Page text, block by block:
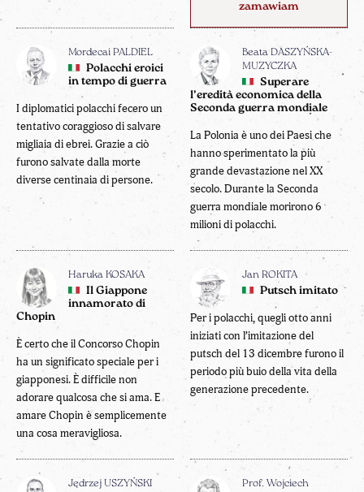
zamawiam
Mordecai PALDIEL
Polacchi eroici
in tempo di guerra
I diplomatici polacchi fecero un
tentativo coraggioso di salvare
migliaia di ebrei. Grazie a ciò
furono salvate dalla morte
diverse centinaia di persone.
Beata DASZYŃSKA-
MUZYCZKA
Superare
l’eredità economica della
Seconda guerra mondiale
La Polonia è uno dei Paesi che
hanno sperimentato la più
grande devastazione nel XX
secolo. Durante la Seconda
guerra mondiale morirono 6
milioni di polacchi.
Haruka KOSAKA
Il Giappone
innamorato di
Chopin
È certo che il Concorso Chopin
ha un significato speciale per i
giapponesi. È difficile non
adorare qualcosa che si ama. E
amare Chopin è semplicemente
una cosa meravigliosa.
Jan ROKITA
Putsch imitato
Per i polacchi, quegli otto anni
iniziati con l’imitazione del
putsch del 13 dicembre furono il
periodo più buio della vita della
generazione precedente.
Jędrzej USZYŃSKI
Prof. Wojciech